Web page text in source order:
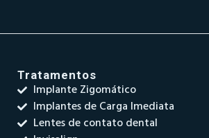
Tratamentos
Implante Zigomático
Implantes de Carga Imediata
Lentes de contato dental